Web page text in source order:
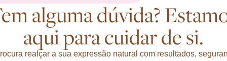
alguma dúvida?
aqui para cuidar de si.
realçar a sua expressão natural com resultados,